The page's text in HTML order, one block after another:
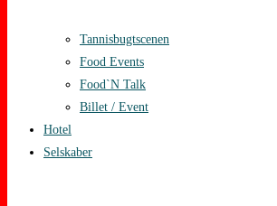
Tannisbugtscenen
Food Events
Food`N Talk
Billet / Event
Hotel
Selskaber